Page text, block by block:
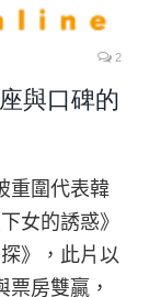
2
與口碑的
重圍代表韓
女的誘惑》
》，此片以
房雙贏，